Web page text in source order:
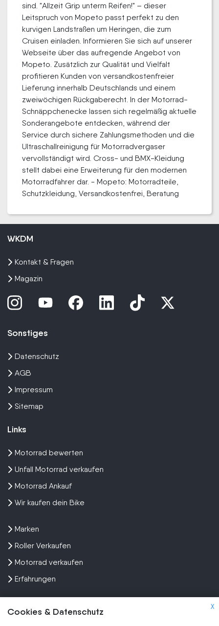
sind. "Allzeit Grip unterm Reifen!" – dieser
Leitspruch von Mopeto passt perfekt zu den
kurvigen Landstraßen um Heringen, die zum
Cruisen einladen. Informieren Sie sich auf unserer
Webseite über das aufregende Angebot von
Mopeto. Zusätzlich zur Qualität und Vielfalt
profitieren Kunden von versandkostenfreier
Lieferung innerhalb Deutschlands und einem
zweiwöchigen Rückgaberecht. In der Motorrad-
Schnäppchenecke lassen sich regelmäßig aktuelle
Sonderangebote entdecken, während der
Service durch sichere Zahlungsmethoden und die
Ultraschallreinigung für Motorradvergaser
vervollständigt wird. Cross- und BMX-Kleidung
stellt dabei eine Erweiterung für den modernen
Motorradfahrer dar. - Mopeto: Motorradteile,
Schutzkleidung, Versandkostenfrei, Beratung
X
Cookies & Datenschutz
WKDM
Kontakt & Fragen
Magazin
Sonstiges
Datenschutz
AGB
Impressum
Sitemap
Links
Motorrad bewerten
Unfall Motorrad verkaufen
Motorrad Ankauf
Wir kaufen dein Bike
Marken
Roller Verkaufen
Motorrad verkaufen
Erfahrungen